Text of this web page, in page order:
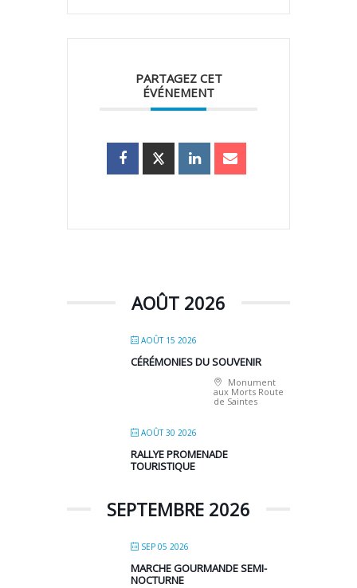
PARTAGEZ CET
ÉVÉNEMENT
AOÛT 2026
AOÛT 15 2026
CÉRÉMONIES DU SOUVENIR
Monument
aux Morts Route
de Saintes
AOÛT 30 2026
RALLYE PROMENADE
TOURISTIQUE
SEPTEMBRE 2026
SEP 05 2026
MARCHE GOURMANDE SEMI-
NOCTURNE